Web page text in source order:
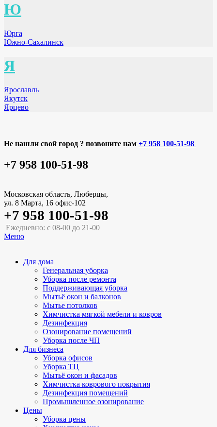
Ю
Юрга
Южно-Сахалинск
Я
Ярославль
Якутск
Ярцево
Не нашли свой город ? позвоните нам +7 958 100-51-98
+7 958 100-51-98
Московская область, Люберцы,
ул. 8 Марта, 16 офис-102
+7 958 100-51-98
Ежедневно: с 08-00 до 21-00
Меню
Для дома
Генеральная уборка
Уборка после ремонта
Поддерживающая уборка
Мытьё окон и балконов
Мытье потолков
Химчистка мягкой мебели и ковров
Дезинфекция
Озонирование помещений
Уборка после ЧП
Для бизнеса
Уборка офисов
Уборка ТЦ
Мытьё окон и фасадов
Химчистка коврового покрытия
Дезинфекция помещений
Промышленное озонирование
Цены
Уборка цены